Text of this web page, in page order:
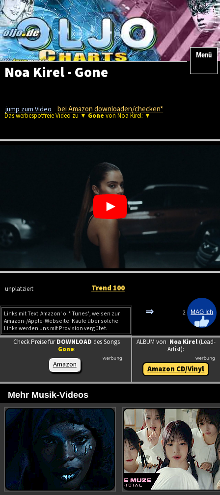
Menü
Noa Kirel - Gone
jump zum Video bei Amazon downloaden/checken*
Das werbespotfreie Video zu ▼ Gone von Noa Kirel: ▼
unplatziert Trend 100
Links mit Text 'Amazon' o. 'iTunes', weisen zur
Amazon-/Apple-Webseite. Käufe über solche
Links werden uns mit Provision vergütet.
⇒ 2
Check Preise fürDOWNLOAD des Songs
Gone:
Amazon
ALBUM von Noa Kirel(Lead-
Artist):
Amazon CD/Vinyl
Mehr Musik-Videos